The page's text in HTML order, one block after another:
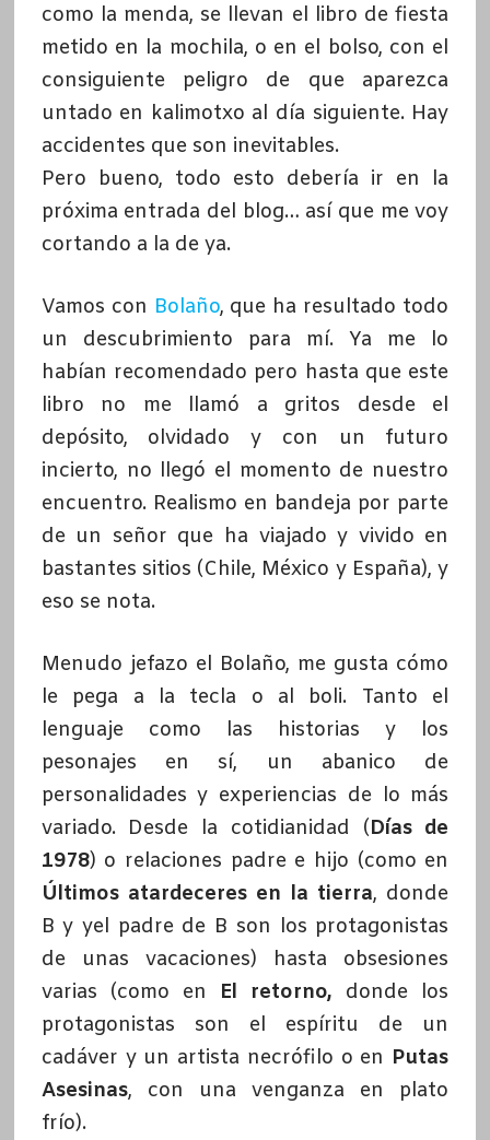
como la menda, se llevan el libro de fiesta
metido en la mochila, o en el bolso, con el
consiguiente peligro de que aparezca
untado en kalimotxo al día siguiente. Hay
accidentes que son inevitables.
Pero bueno, todo esto debería ir en la
próxima entrada del blog… así que me voy
cortando a la de ya.
Vamos con Bolaño, que ha resultado todo
un descubrimiento para mí. Ya me lo
habían recomendado pero hasta que este
libro no me llamó a gritos desde el
depósito, olvidado y con un futuro
incierto, no llegó el momento de nuestro
encuentro. Realismo en bandeja por parte
de un señor que ha viajado y vivido en
bastantes sitios (Chile, México y España), y
eso se nota.
Menudo jefazo el Bolaño, me gusta cómo
le pega a la tecla o al boli. Tanto el
lenguaje como las historias y los
pesonajes en sí, un abanico de
personalidades y experiencias de lo más
variado. Desde la cotidianidad (Días de
1978) o relaciones padre e hijo (como en
Últimos atardeceres en la tierra, donde
B y yel padre de B son los protagonistas
de unas vacaciones) hasta obsesiones
varias (como en El retorno, donde los
protagonistas son el espíritu de un
cadáver y un artista necrófilo o en Putas
Asesinas, con una venganza en plato
frío).